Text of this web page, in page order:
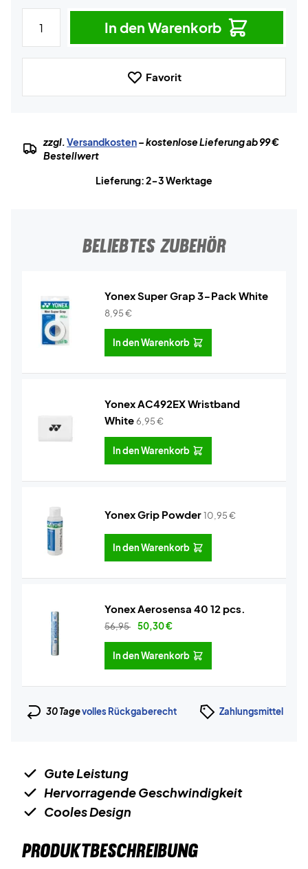
In den Warenkorb
Favorit
zzgl.Versandkosten– kostenlose Lieferung ab 99 €
Bestellwert
Lieferung: 2-3 Werktage
BELIEBTES ZUBEHÖR
Yonex Super Grap 3-Pack White
8,95€
In den Warenkorb
Yonex AC492EX Wristband
White6,95€
In den Warenkorb
Yonex Grip Powder10,95€
In den Warenkorb
Yonex Aerosensa 40 12 pcs.
56,95 50,30€
In den Warenkorb
30 Tagevolles Rückgaberecht Zahlungsmittel
Gute Leistung
Hervorragende Geschwindigkeit
Cooles Design
PRODUKTBESCHREIBUNG